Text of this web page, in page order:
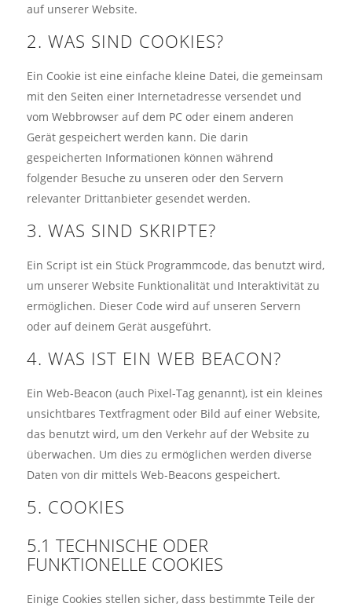
auf unserer Website.
2. WAS SIND COOKIES?
Ein Cookie ist eine einfache kleine Datei, die gemeinsam
mit den Seiten einer Internetadresse versendet und
vom Webbrowser auf dem PC oder einem anderen
Gerät gespeichert werden kann. Die darin
gespeicherten Informationen können während
folgender Besuche zu unseren oder den Servern
relevanter Drittanbieter gesendet werden.
3. WAS SIND SKRIPTE?
Ein Script ist ein Stück Programmcode, das benutzt wird,
um unserer Website Funktionalität und Interaktivität zu
ermöglichen. Dieser Code wird auf unseren Servern
oder auf deinem Gerät ausgeführt.
4. WAS IST EIN WEB BEACON?
Ein Web-Beacon (auch Pixel-Tag genannt), ist ein kleines
unsichtbares Textfragment oder Bild auf einer Website,
das benutzt wird, um den Verkehr auf der Website zu
überwachen. Um dies zu ermöglichen werden diverse
Daten von dir mittels Web-Beacons gespeichert.
5. COOKIES
5.1 TECHNISCHE ODER
FUNKTIONELLE COOKIES
Einige Cookies stellen sicher, dass bestimmte Teile der